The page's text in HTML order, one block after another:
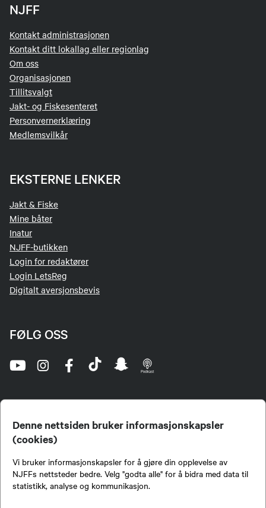
Denne nettsiden bruker informasjonskapsler
(cookies)
Vi bruker informasjonskapsler for å gjøre din opplevelse av
NJFFs nettsteder bedre. Velg "godta alle" for å bidra med data til
statistikk, analyse og kommunikasjon.
NJFF
Kontakt administrasjonen
Kontakt ditt lokallag eller regionlag
Om oss
Organisasjonen
Tillitsvalgt
Jakt- og Fiskesenteret
Personvernerklæring
Medlemsvilkår
EKSTERNE LENKER
Jakt & Fiske
Mine båter
Inatur
NJFF-butikken
Login for redaktører
Login LetsReg
Digitalt aversjonsbevis
FØLG OSS
jegere og sportsfiskere og et av de viktigste miljøene for formidling av kunnskap om jakt og
fiske i Norge. Vi er en partipolitisk nøytral organisasjon, men har et sterkt jakt-, fiske-, og
naturpolitisk engasjement i mange saker.